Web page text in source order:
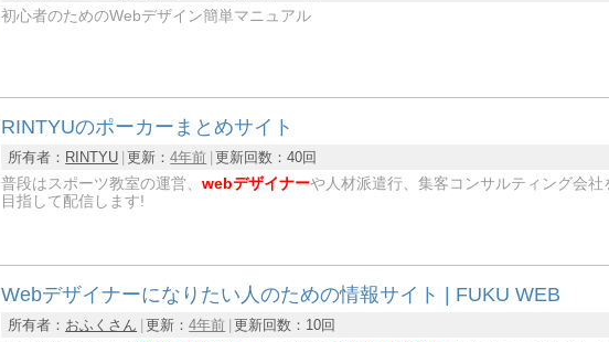
初心者のためのWebデザイン簡単マニュアル
RINTYUのポーカーまとめサイト
所有者： RINTYU 更新：4年前 更新回数：40回
普段はスポーツ教室の運営、 webデザイナーや人材派遣行、集客コンサルティング会
目指して配信します!
Webデザイナーになりたい人のための情報サイト | FUKU WEB
所有者： おふくさん 更新：4年前 更新回数： 10回